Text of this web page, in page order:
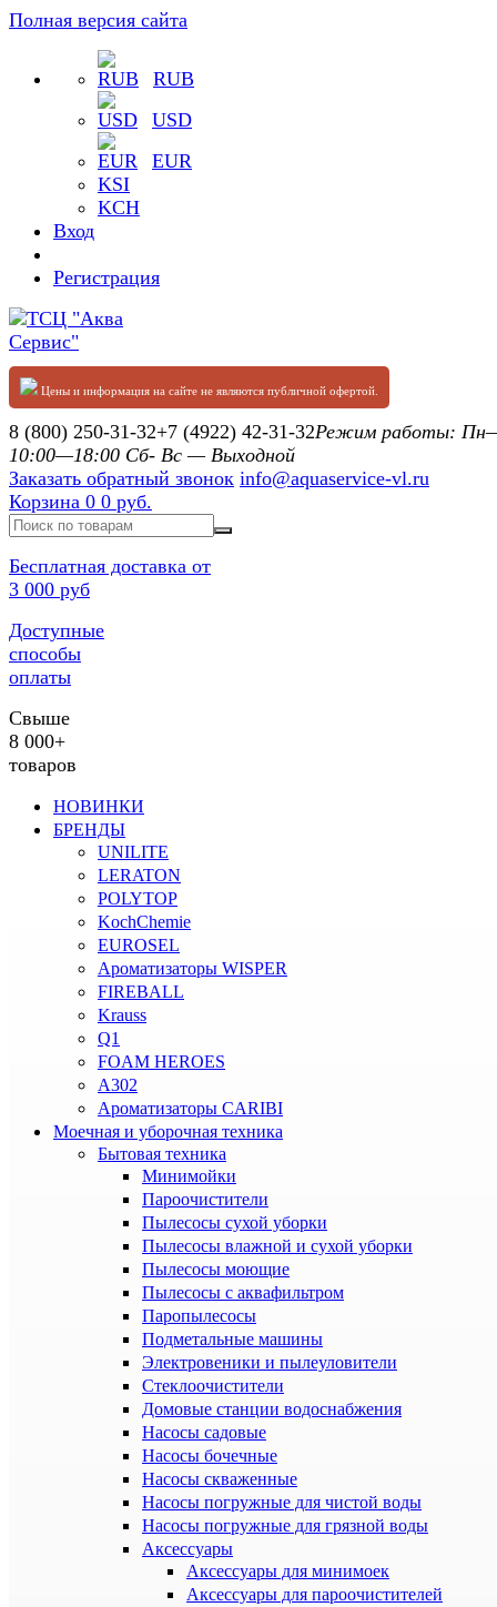
Полная версия сайта
RUB
USD
EUR
KSI
KCH
Вход
Регистрация
Цены и информация на сайте не являются публичной офертой.
8 (800) 250-31-32+7 (4922) 42-31-32Режим работы:
10:00—18:00 Сб- Вс — Выходной
Заказать обратный звонок info@aquaservice-vl.ru
Корзина 0 0 руб.
Бесплатная доставка от
3 000 руб
Доступные
способы
оплаты
Свыше
8 000+
товаров
НОВИНКИ
БРЕНДЫ
UNILITE
LERATON
POLYTOP
KochChemie
EUROSEL
Ароматизаторы WISPER
FIREBALL
Krauss
Q1
FOAM HEROES
A302
Ароматизаторы CARIBI
Моечная и уборочная техника
Бытовая техника
Минимойки
Пароочистители
Пылесосы сухой уборки
Пылесосы влажной и сухой уборки
Пылесосы моющие
Пылесосы с аквафильтром
Паропылесосы
Подметальные машины
Электровеники и пылеуловители
Стеклоочистители
Домовые станции водоснабжения
Насосы садовые
Насосы бочечные
Насосы скваженные
Насосы погружные для чистой воды
Насосы погружные для грязной воды
Аксессуары
Аксессуары для минимоек
Аксессуары для пароочистителей